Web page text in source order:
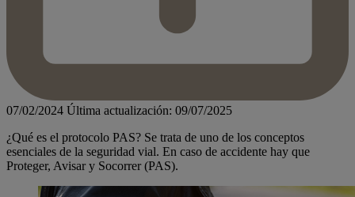
07/02/2024 Última actualización: 09/07/2025
¿Qué es el protocolo PAS? Se trata de uno de los conceptos
esenciales de la seguridad vial. En caso de accidente hay que
Proteger, Avisar y Socorrer (PAS).